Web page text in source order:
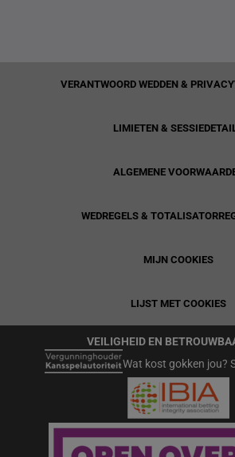
VERANTWOORD WEDDEN &
LIMIETEN &
ALGEMENE
WEDREGELS &
MIJN COOKIES
LIJST MET COOKIES
VEILIGHEID EN
Wat kost gokken jou?